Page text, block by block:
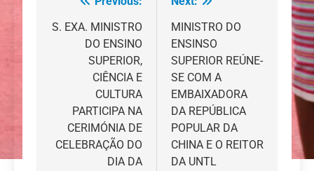
Navegação
de
artigos
S. EXA. MINISTRO
DO ENSINO
SUPERIOR,
CIÊNCIA E
CULTURA
PARTICIPA NA
CERIMÓNIA DE
CELEBRAÇÃO DO
DIA DA
MINISTRO DO
ENSINSO
SUPERIOR REÚNE-
SE COM A
EMBAIXADORA
DA REPÚBLICA
POPULAR DA
CHINA E O REITOR
DA UNTL